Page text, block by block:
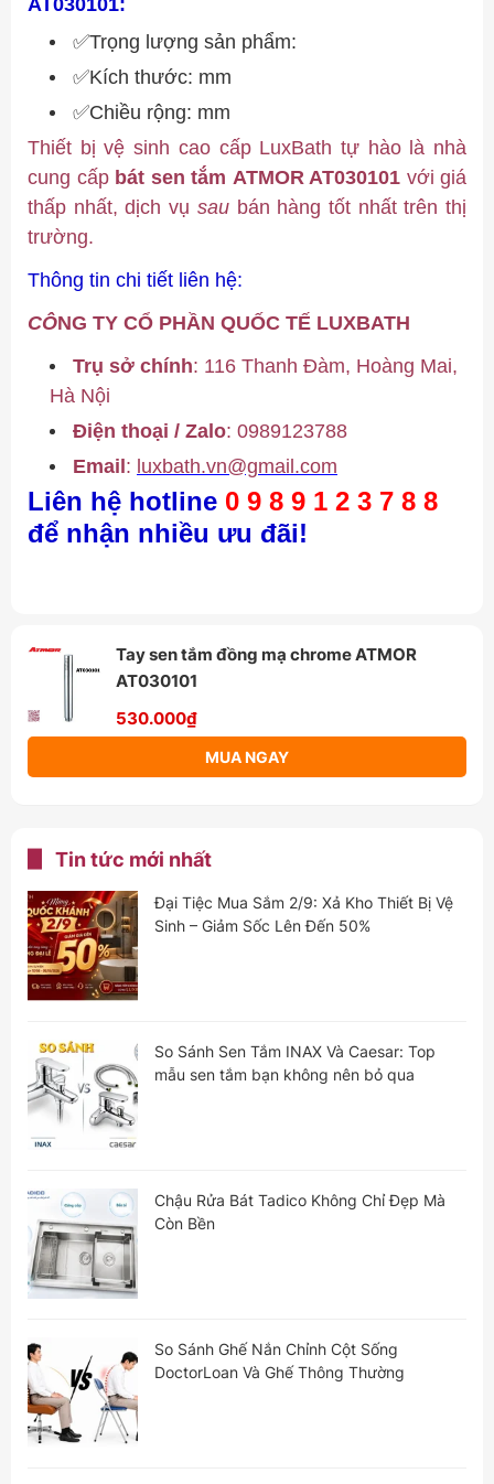
✅Trọng lượng sản phẩm:
✅Kích thước: mm
✅Chiều rộng: mm
Thiết bị vệ sinh cao cấp LuxBath tự hào là nhà
cung cấp bát sen tắm ATMOR AT030101 với giá
thấp nhất, dịch vụ sau bán hàng tốt nhất trên thị
trường.
Thông tin chi tiết liên hệ:
CÔNG TY CỔ PHẦN QUỐC TẾ LUXBATH
Trụ sở chính: 116 Thanh Đàm, Hoàng Mai,
Hà Nội
Điện thoại / Zalo: 0989123788
Email: luxbath.vn@gmail.com
Liên hệ hotline 0 9 8 9 1 2 3 7 8 8
để nhận nhiều ưu đãi!
Tay sen tắm đồng mạ chrome ATMOR
AT030101
530.000₫
MUA NGAY
Tin tức mới nhất
Đại Tiệc Mua Sắm 2/9: Xả Kho Thiết Bị Vệ
Sinh – Giảm Sốc Lên Đến 50%
So Sánh Sen Tắm INAX Và Caesar: Top
mẫu sen tắm bạn không nên bỏ qua
Chậu Rửa Bát Tadico Không Chỉ Đẹp Mà
Còn Bền
So Sánh Ghế Nắn Chỉnh Cột Sống
DoctorLoan Và Ghế Thông Thường